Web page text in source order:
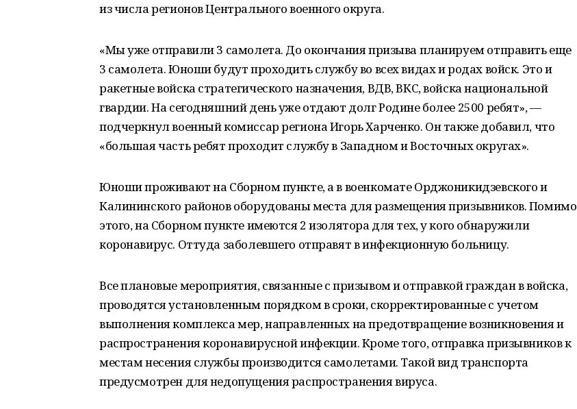
из числа регионов Центрального военного округа.
«Мы уже отправили 3 самолета. До окончания призыва планируем отправить еще
3 самолета. Юноши будут проходить службу во всех видах и родах войск. Это и
ракетные войска стратегического назначения, ВДВ, ВКС, войска национальной
гвардии. На сегодняшний день уже отдают долг Родине более 2500 ребят», —
подчеркнул военный комиссар региона Игорь Харченко. Он также добавил, что
«большая часть ребят проходит службу в Западном и Восточных округах».
Юноши проживают на Сборном пункте, а в военкомате Орджоникидзевского и
Калининского районов оборудованы места для размещения призывников. Помимо
этого, на Сборном пункте имеются 2 изолятора для тех, у кого обнаружили
коронавирус. Оттуда заболевшего отправят в инфекционную больницу.
Все плановые мероприятия, связанные с призывом и отправкой граждан в войска,
проводятся установленным порядком в сроки, скорректированные с учетом
выполнения комплекса мер, направленных на предотвращение возникновения и
распространения коронавирусной инфекции. Кроме того, отправка призывников к
местам несения службы производится самолетами. Такой вид транспорта
предусмотрен для недопущения распространения вируса.